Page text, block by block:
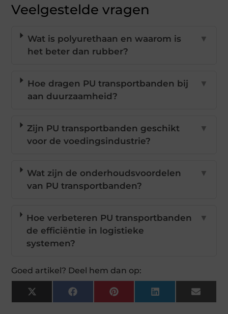
Veelgestelde vragen
Wat is polyurethaan en waarom is
het beter dan rubber?
▼
Hoe dragen PU transportbanden bij
aan duurzaamheid?
▼
Zijn PU transportbanden geschikt
voor de voedingsindustrie?
▼
Wat zijn de onderhoudsvoordelen
van PU transportbanden?
▼
Hoe verbeteren PU transportbanden
de efficiëntie in logistieke
systemen?
▼
Goed artikel? Deel hem dan op:
X
(Twitter)
FacebookPinterestLinkedInEmail